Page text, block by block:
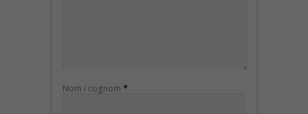
Nom i cognom *